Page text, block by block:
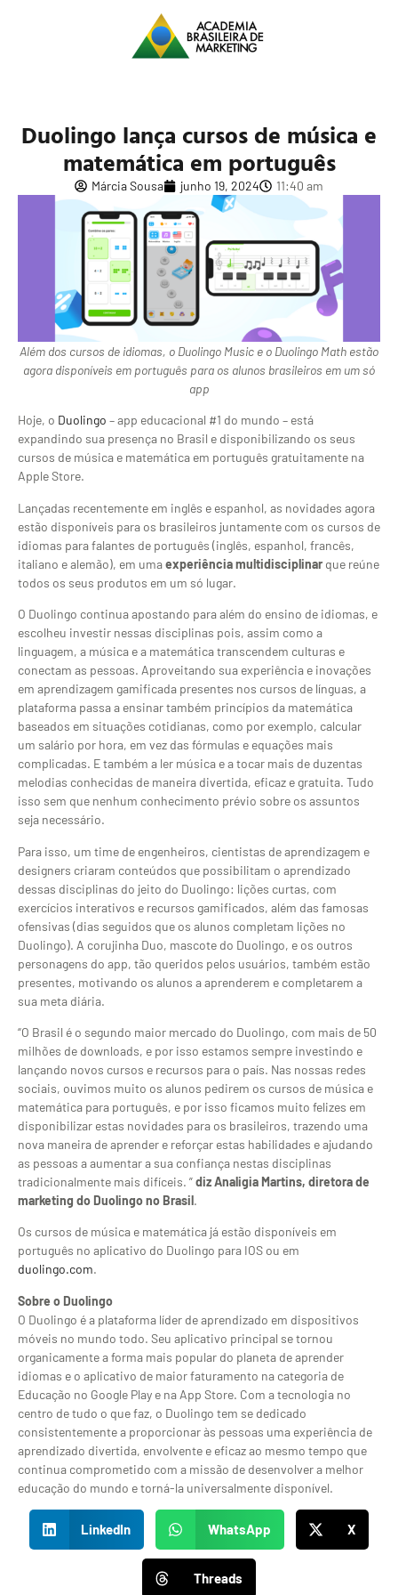
Duolingo lança cursos de música e
matemática em português
Márcia Sousa junho 19, 2024 11:40 am
Além dos cursos de idiomas, o Duolingo Music e o Duolingo Math estão
agora disponíveis em português para os alunos brasileiros em um só
app
Hoje, o Duolingo – app educacional #1 do mundo – está
expandindo sua presença no Brasil e disponibilizando os seus
cursos de música e matemática em português gratuitamente na
Apple Store.
Lançadas recentemente em inglês e espanhol, as novidades agora
estão disponíveis para os brasileiros juntamente com os cursos de
idiomas para falantes de português (inglês, espanhol, francês,
italiano e alemão), em umaexperiência multidisciplinar que reúne
todos os seus produtos em um só lugar.
O Duolingo continua apostando para além do ensino de idiomas, e
escolheu investir nessas disciplinas pois, assim como a
linguagem, a música e a matemática transcendem culturas e
conectam as pessoas. Aproveitando sua experiência e inovações
em aprendizagem gamificada presentes nos cursos de línguas, a
plataforma passa a ensinar também princípios da matemática
baseados em situações cotidianas, como por exemplo, calcular
um salário por hora, em vez das fórmulas e equações mais
complicadas. E também a ler música e a tocar mais de duzentas
melodias conhecidas de maneira divertida, eficaz e gratuita. Tudo
isso sem que nenhum conhecimento prévio sobre os assuntos
seja necessário.
Para isso, um time de engenheiros, cientistas de aprendizagem e
designers criaram conteúdos que possibilitam o aprendizado
dessas disciplinas do jeito do Duolingo: lições curtas, com
exercícios interativos e recursos gamificados, além das famosas
ofensivas (dias seguidos que os alunos completam lições no
Duolingo). A corujinha Duo, mascote do Duolingo, e os outros
personagens do app, tão queridos pelos usuários, também estão
presentes, motivando os alunos a aprenderem e completarem a
sua meta diária.
“O Brasil é o segundo maior mercado do Duolingo, com mais de 50
milhões de downloads, e por isso estamos sempre investindo e
lançando novos cursos e recursos para o país. Nas nossas redes
sociais, ouvimos muito os alunos pedirem os cursos de música e
matemática para português, e por isso ficamos muito felizes em
disponibilizar estas novidades para os brasileiros, trazendo uma
nova maneira de aprender e reforçar estas habilidades e ajudando
as pessoas a aumentar a sua confiança nestas disciplinas
tradicionalmente mais difíceis. ”diz Analigia Martins, diretora de
marketing do Duolingo no Brasil.
Os cursos de música e matemática já estão disponíveis em
português no aplicativo do Duolingo para IOS ou em
duolingo.com.
Sobre o Duolingo
O Duolingo é a plataforma líder de aprendizado em dispositivos
móveis no mundo todo. Seu aplicativo principal se tornou
organicamente a forma mais popular do planeta de aprender
idiomas e o aplicativo de maior faturamento na categoria de
Educação no Google Play e na App Store. Com a tecnologia no
centro de tudo o que faz, o Duolingo tem se dedicado
consistentemente a proporcionar às pessoas uma experiência de
aprendizado divertida, envolvente e eficaz ao mesmo tempo que
continua comprometido com a missão de desenvolver a melhor
educação do mundo e torná-la universalmente disponível.
LinkedIn WhatsApp X
Threads